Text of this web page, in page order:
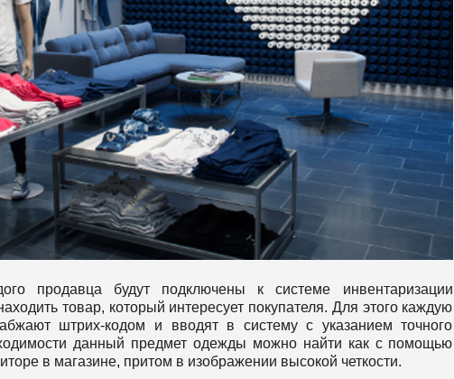
продавца будут подключены к системе инвентаризации
товар, который интересует покупателя. Для этого каждую
штрих-кодом и вводят в систему с указанием точного
данный предмет одежды можно найти как с помощью
в магазине, притом в изображении высокой четкости.